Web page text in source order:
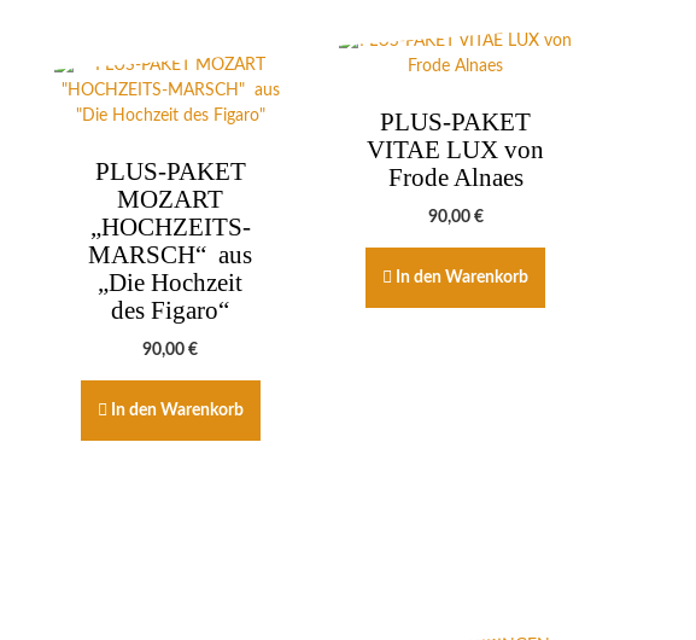
PLUS-PAKET
MOZART
„HOCHZEITS-
MARSCH“ aus
„Die Hochzeit
des Figaro“
90,00€
In den Warenkorb
PLUS-PAKET
VITAE LUX von
Frode Alnaes
90,00 €
In den Warenkorb